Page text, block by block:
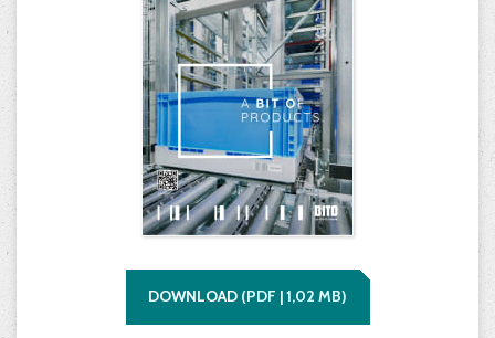
DOWNLOAD (PDF |1,02 MB)